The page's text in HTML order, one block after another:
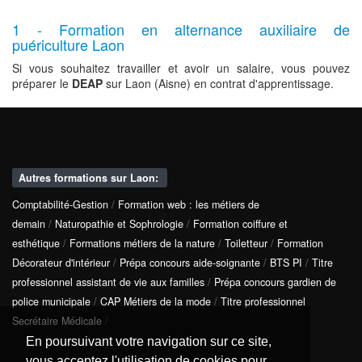
En poursuivant votre navigation sur ce site,
1 - Formation en alternance auxiliaire de
puériculture Laon
Si vous souhaitez travailler et avoir un salaire, vous pouvez
préparer le DEAP sur Laon (Aisne) en contrat d'apprentissage.
Autres formations sur Laon:
Comptabilité-Gestion / Formation web : les métiers de
demain / Naturopathie et Sophrologie / Formation coiffure et
esthétique / Formations métiers de la nature / Toiletteur / Formation
Décorateur d'intérieur / Prépa concours aide-soignante / BTS PI / Titre
professionnel assistant de vie aux familles / Prépa concours gardien de
police municipale / CAP Métiers de la mode / Titre professionnel
Secrétaire Médicale /